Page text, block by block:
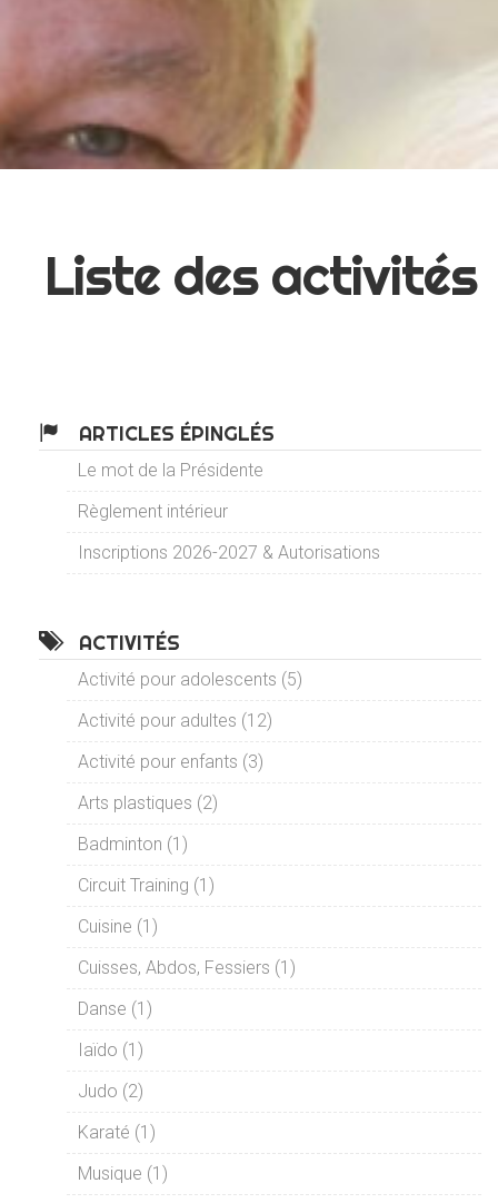
Liste des activités
ARTICLES ÉPINGLÉS
Le mot de la Présidente
Règlement intérieur
Inscriptions 2026-2027 & Autorisations
ACTIVITÉS
Activité pour adolescents (5)
Activité pour adultes (12)
Activité pour enfants (3)
Arts plastiques (2)
Badminton (1)
Circuit Training (1)
Cuisine (1)
Cuisses, Abdos, Fessiers (1)
Danse (1)
Iaïdo (1)
Judo (2)
Karaté (1)
Musique (1)